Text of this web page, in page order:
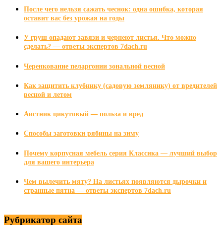
После чего нельзя сажать чеснок: одна ошибка, которая
оставит вас без урожая на годы
У груш опадают завязи и чернеют листья. Что можно
сделать? — ответы экспертов 7dach.ru
Черенкование пеларгонии зональной весной
Как защитить клубнику (садовую землянику) от вредителей
весной и летом
Аистник цикутовый — польза и вред
Способы заготовки рябины на зиму
Почему корпусная мебель серия Классика — лучший выбор
для вашего интерьера
Чем вылечить мяту? На листьях появляются дырочки и
странные пятна — ответы экспертов 7dach.ru
Рубрикатор сайта